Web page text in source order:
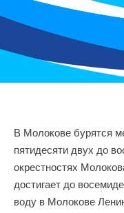
В Молокове бурятся
пятидесяти двух до
окрестностях
достигает до
воду в Молокове